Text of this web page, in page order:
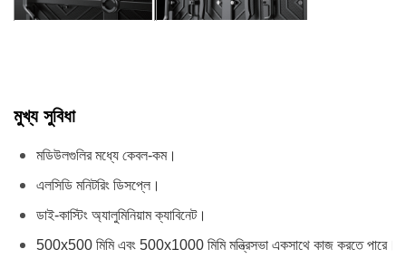
মুখ্য সুবিধা
মডিউলগুলির মধ্যে কেবল-কম।
এলসিডি মনিটরিং ডিসপ্লে।
ডাই-কাস্টিং অ্যালুমিনিয়াম ক্যাবিনেট।
500x500 মিমি এবং 500x1000 মিমি মন্ত্রিসভা একসাথে কাজ করতে পারে।